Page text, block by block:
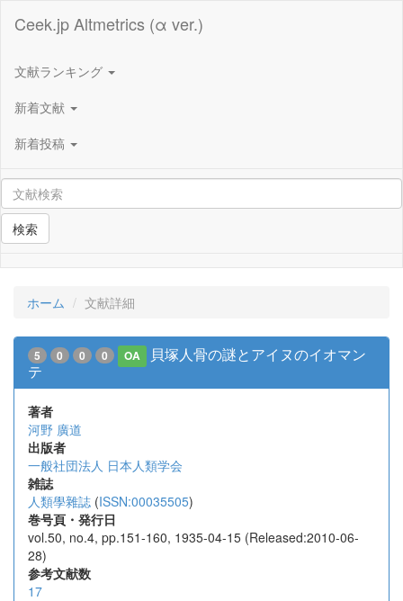
Ceek.jp Altmetrics (α ver.)
文献ランキング
新着文献
新着投稿
検索
ホーム 文献詳細
5 0 0 0 OA
貝塚人骨の謎とアイヌのイオマン
テ
著者
河野 廣道
出版者
一般社団法人 日本人類学会
雑誌
人類學雜誌 (ISSN:00035505)
巻号頁・発行日
vol.50, no.4, pp.151-160, 1935-04-15 (Released:2010-06-
28)
参考文献数
17